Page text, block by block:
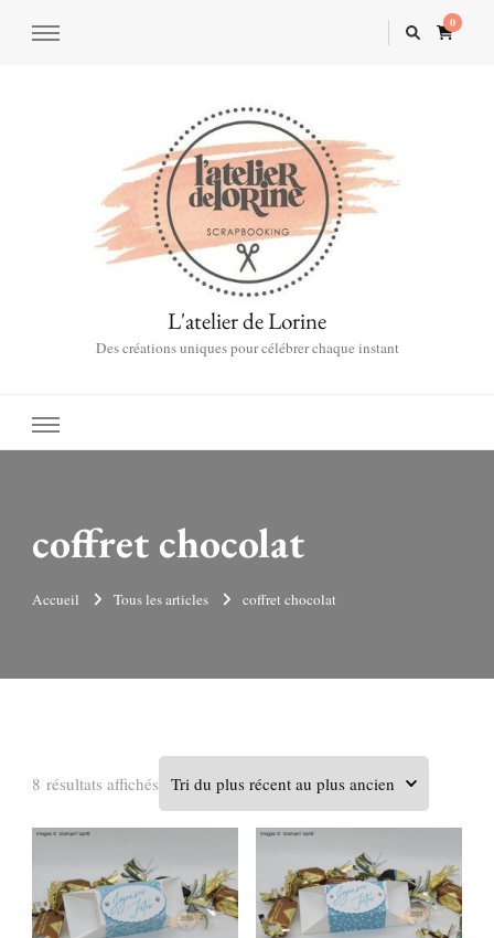
0
L'atelier de Lorine
Des créations uniques pour célébrer chaque instant
coffret chocolat
Accueil Tous les articles coffret chocolat
8 résultats affichés Trié
du
au
plus